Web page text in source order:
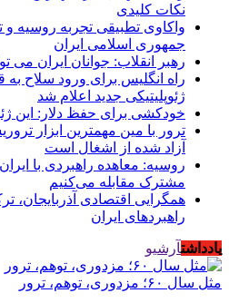
نکات کلیدی
واکاوی تطبیقی تجربه روسیه و
جمهوری اسلامی ایران
رهبر انقلاب: جوانان ایران می
راه انگلیس برای ورود سلاح به
ژئوپلیتیکی جدید اعلام شد
خودکشی برای حفظ دلار: این
ترور با مین مهمترین ابزار
آزاد شده از اشغال است
روسیه: معاهده راهبردی با
مشترک مقابله می‌کنیم
همگرایی اقتصادی آذربایجان،
راهبردهای ایران
یادداشتآرشیو
مثل سال ۶۰؛ مزدوری، توهم، ترور